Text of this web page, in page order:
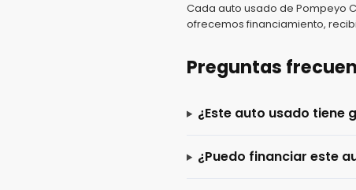
Cada auto usado de Pompeyo
ofrecemos financiamiento,
Preguntas
¿Este auto usado tiene
¿Puedo financiar este